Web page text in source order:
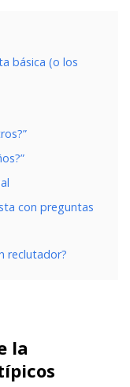
básica (o los
con preguntas
reclutador?
la